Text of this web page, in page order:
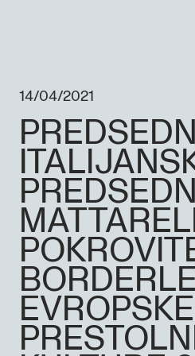
14/04/2021
EVROPSKE